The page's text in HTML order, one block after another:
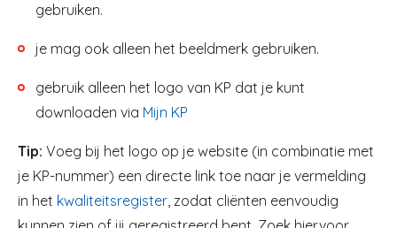
gebruiken.
je mag ook alleen het beeldmerk gebruiken.
gebruik alleen het logo van KP dat je kunt
downloaden via Mijn KP
Tip: Voeg bij het logo op je website (in combinatie met
je KP-nummer) een directe link toe naar je vermelding
in het kwaliteitsregister, zodat cliënten eenvoudig